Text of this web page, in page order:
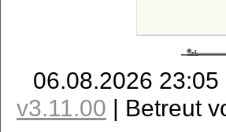
06.08.2026
v3.11.00 | Betreut